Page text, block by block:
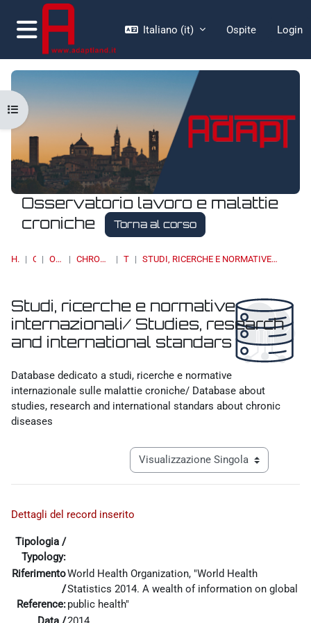
Vai al contenuto principale
Pannello laterale
Italiano ‎(it)‎ Ospite Login
Osservatorio lavoro e malattie
croniche
Torna al corso
HOME CORSI OSSERVATORI CHRONIC DISEASES & WORK TOPIC 4 STUDI, RICERCHE E NORMATIVE INTERNAZIONALI/ STUDIES, RESEARCH AND INTERNATIONAL STANDARS
Apri indice del corso
Studi, ricerche e normative
internazionali/ Studies, research
and international standars
Database dedicato a studi, ricerche e normative
internazionale sulle malattie croniche/ Database about
studies, research and international standars about chronic
diseases
Navigazione terziaria modalità
Dettagli del record inserito
Tipologia /
Typology:
Riferimento
/
Reference:
World Health Organization, "World Health
Statistics 2014. A wealth of information on global
public health"